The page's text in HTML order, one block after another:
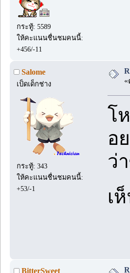
กระทู้: 5589
ให้คะแนนชื่นชมคนนี้:
+456/-11
Salome
เป็ดเด็กช่าง
กระทู้: 343
ให้คะแนนชื่นชมคนนี้:
+53/-1
«
โ
อ
ว่
เ
BitterSweet